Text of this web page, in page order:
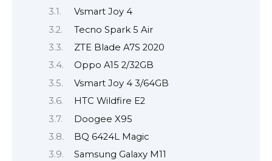
Vsmart Joy 4
Tecno Spark 5 Air
ZTE Blade A7S 2020
Oppo A15 2/32GB
Vsmart Joy 4 3/64GB
HTC Wildfire E2
Doogee X95
BQ 6424L Magic
Samsung Galaxy M11